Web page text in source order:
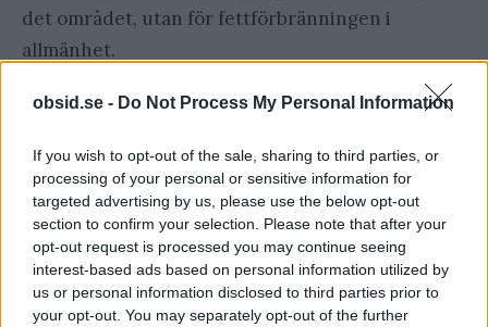
obsid.se - Do Not Process My Personal Information
If you wish to opt-out of the sale, sharing to third parties, or
processing of your personal or sensitive information for
targeted advertising by us, please use the below opt-out
section to confirm your selection. Please note that after your
opt-out request is processed you may continue seeing
interest-based ads based on personal information utilized by
us or personal information disclosed to third parties prior to
your opt-out. You may separately opt-out of the further
det området, utan för fettförbränningen i
allmänhet.
Äter du inget på 12 timmar så ökar som sagt
maximera effekten av ett hormon som både
hjälper ossfå mer muskleroch samtidigtbränna
fett?
Är du orolig för att du ska